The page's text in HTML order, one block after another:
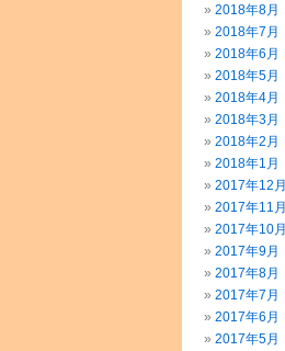
2018年8月
2018年7月
2018年6月
2018年5月
2018年4月
2018年3月
2018年2月
2018年1月
2017年12月
2017年11月
2017年10月
2017年9月
2017年8月
2017年7月
2017年6月
2017年5月